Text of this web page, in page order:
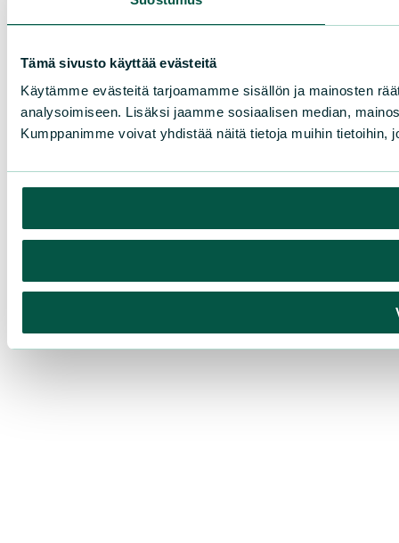
Tämä sivusto käyttää evästeitä
Käytämme evästeitä tarjoamamme sisällön ja mainosten
analysoimiseen. Lisäksi jaamme sosiaalisen median,
Kumppanimme voivat yhdistää näitä tietoja muihin tietoihin,